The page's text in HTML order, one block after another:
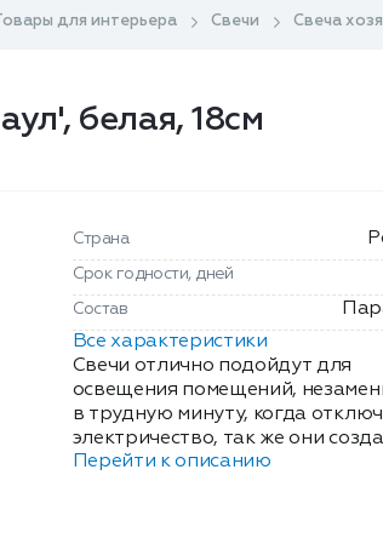
для интерьера Свечи Свеча
белая, 18см
Страна
Срок годности, дней
Состав
Все характеристики
Свечи отлично подойдут для
освещения помещений,
в трудную минуту, когда
электричество, так же они
уютную и романтическую
Перейти к описанию